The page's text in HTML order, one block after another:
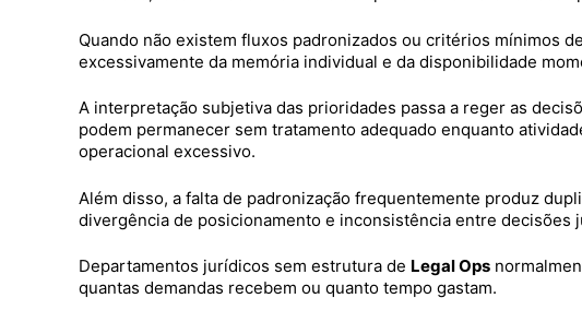
Quando não existem fluxos padronizados ou critérios mínimos
excessivamente da memória individual e da disponibilidade
A interpretação subjetiva das prioridades passa a reger as
podem permanecer sem tratamento adequado enquanto
operacional excessivo.
Além disso, a falta de padronização frequentemente produz
divergência de posicionamento e inconsistência entre decisões
Departamentos jurídicos sem estrutura de Legal Ops
quantas demandas recebem ou quanto tempo gastam.